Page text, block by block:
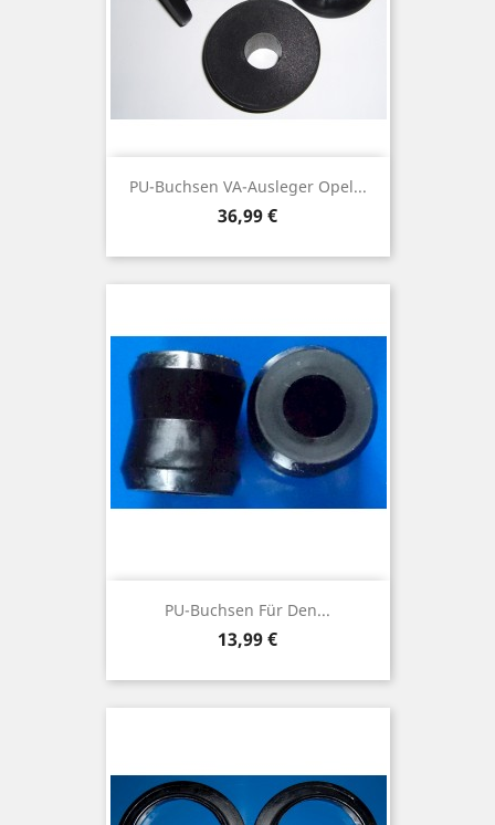
PU-Buchsen VA-Ausleger Opel...
Preis
36,99 €
PU-Buchsen Für Den...
Preis
13,99 €